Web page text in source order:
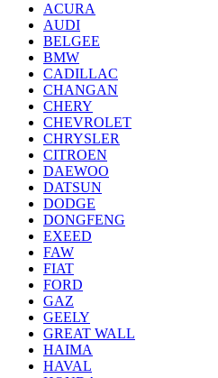
ACURA
AUDI
BELGEE
BMW
CADILLAC
CHANGAN
CHERY
CHEVROLET
CHRYSLER
CITROEN
DAEWOO
DATSUN
DODGE
DONGFENG
EXEED
FAW
FIAT
FORD
GAZ
GEELY
GREAT WALL
HAIMA
HAVAL